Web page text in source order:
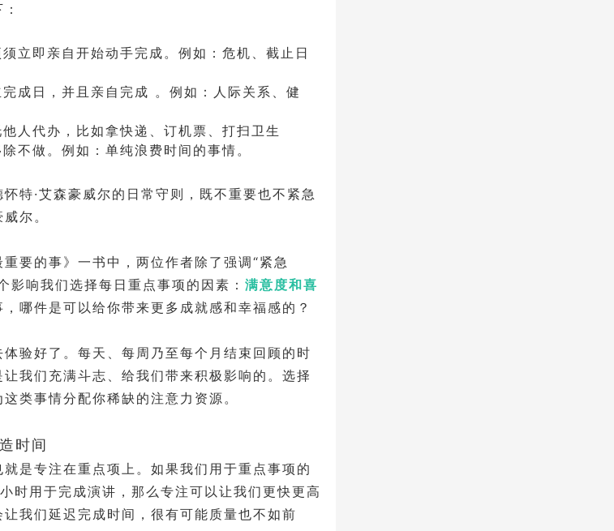
立即亲自开始动手完成。例如：危机、截止日
成日，并且亲自完成 。例如：人际关系、健
人代办，比如拿快递、订机票、打扫卫生
不做。例如：单纯浪费时间的事情。
特·艾森豪威尔的日常守则，既不重要也不紧急
尔。
要的事》一书中，两位作者除了强调“紧急
影响我们选择每日重点事项的因素： 满意度和喜
哪件是可以给你带来更多成就感和幸福感的？
验好了。每天、每周乃至每个月结束回顾的时
我们充满斗志、给我们带来积极影响的。选择
类事情分配你稀缺的注意力资源。
时间
就是专注在重点项上。如果我们用于重点事项的
时用于完成演讲，那么专注可以让我们更快更高
我们延迟完成时间，很有可能质量也不如前